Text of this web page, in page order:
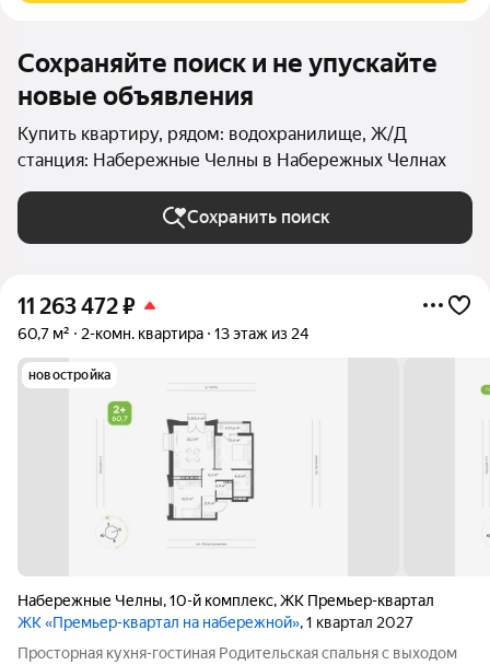
Сохраняйте поиск и не упускайте
новые объявления
Купить квартиру, рядом: водохранилище, Ж/Д
станция: Набережные Челны в Набережных Челнах
Сохранить поиск
11 263 472₽
60,7 м² 2-комн. квартира 13 этаж из 24
новостройка
Набережные Челны,10-й комплекс,ЖК Премьер-квартал
ЖК «Премьер-квартал на набережной», 1 квартал 2027
Просторная кухня-гостиная Родительская спальня с выходом